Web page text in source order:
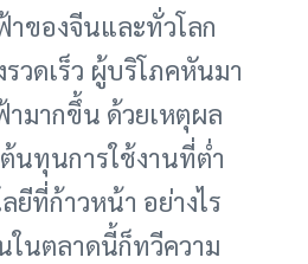
ของจีนและทั่วโลก
รวดเร็ว ผู้บริโภคหันมา
มากขึ้น ด้วยเหตุผล
นทุนการใช้งานที่ต่ำ
ยีที่ก้าวหน้า อย่างไร
ในตลาดนี้ก็ทวีความ